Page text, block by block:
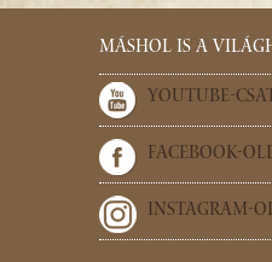
MÁSHOL IS A
YOUTUBE-
FACEBOOK-
INSTAGRAM-